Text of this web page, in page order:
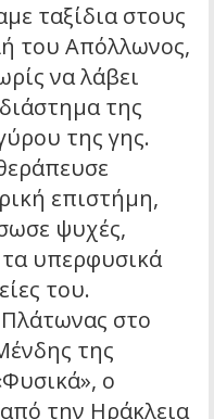
ταξίδια στους
του Απόλλωνος,
να λάβει
της
της γης.
επιστήμη,
ψυχές,
υπερφυσικά
του.
στο
της
ο
την Ηράκλεια